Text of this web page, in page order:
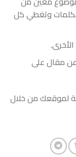
وتغطي كل
مقال على
لموقعك من خلال